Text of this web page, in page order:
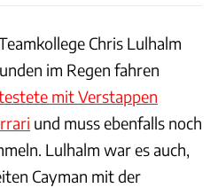
Chris Lulhalm
im Regen fahren
mit Verstappen
und muss ebenfalls noch
Lulhalm war es auch,
Cayman mit der